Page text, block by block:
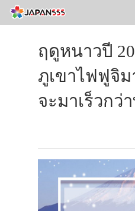
ฤดูหนาวปี
ภูเขาไฟฟูจิ
จะมาเร็วกว่